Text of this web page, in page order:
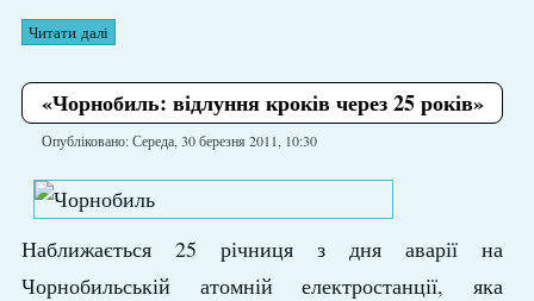
Читати далі
«Чорнобиль: відлуння кроків через 25 років»
Опубліковано: Середа, 30 березня 2011, 10:30
Наближається 25 річниця з дня аварії на
Чорнобильській атомній електростанції, яка